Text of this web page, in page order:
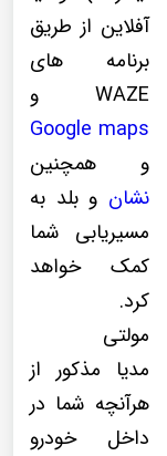
آفلاین از طریق
برنامه های
WAZE و
Google maps
و همچنین
نشان و بلد به
مسیریابی شما
کمک خواهد
کرد.
مولتی
مدیا مذکور از
هرآنچه شما در
داخل خودرو